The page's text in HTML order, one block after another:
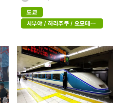
도쿄
시부야 / 하라주쿠 / 오모테산
도